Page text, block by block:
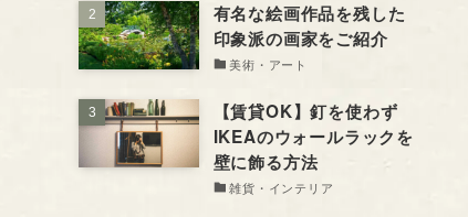
有名な絵画作品を残した
印象派の画家をご紹介
美術・アート
【賃貸OK】釘を使わず
IKEAのウォールラックを
壁に飾る方法
雑貨・インテリア